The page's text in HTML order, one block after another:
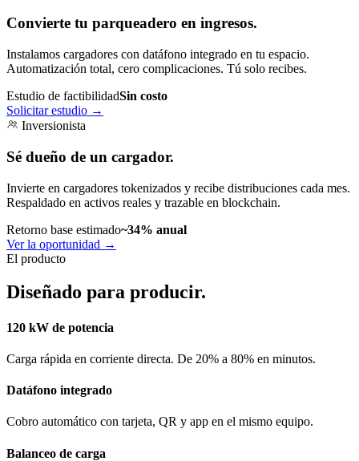
Convierte tu parqueadero en ingresos.
Instalamos cargadores con datáfono integrado en tu espacio.
Automatización total, cero complicaciones. Tú solo recibes.
Estudio de factibilidadSin costo
Solicitar estudio →
Inversionista
Sé dueño de un cargador.
Invierte en cargadores tokenizados y recibe distribuciones cada mes.
Respaldado en activos reales y trazable en blockchain.
Retorno base estimado~34% anual
Ver la oportunidad →
El producto
Diseñado para producir.
120 kW de potencia
Carga rápida en corriente directa. De 20% a 80% en minutos.
Datáfono integrado
Cobro automático con tarjeta, QR y app en el mismo equipo.
Balanceo de carga